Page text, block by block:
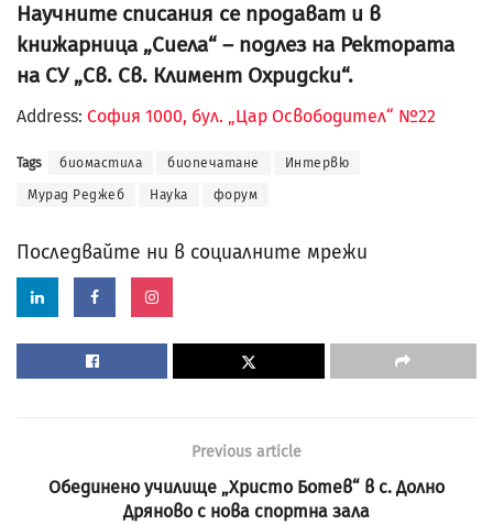
Научните списания се продават и в
книжарница „Сиела“ – подлез на Ректората
на СУ „Св. Св. Климент Охридски“.
Address: София 1000, бул. „Цар Освободител“ №22
Tags биомастила биопечатане Интервю
Мурад Реджеб Наука форум
Последвайте ни в социалните мрежи
Previous article
Обединено училище „Христо Ботев“ в с. Долно
Дряново с нова спортна зала